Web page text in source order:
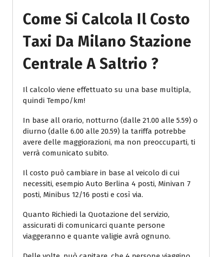
Come Si Calcola Il Costo
Taxi Da Milano Stazione
Centrale A Saltrio ?
Il calcolo viene effettuato su una base multipla,
quindi Tempo/km!
In base all orario, notturno (dalle 21.00 alle 5.59) o
diurno (dalle 6.00 alle 20.59) la tariffa potrebbe
avere delle maggiorazioni, ma non preoccuparti, ti
verrà comunicato subito.
Il costo può cambiare in base al veicolo di cui
necessiti, esempio Auto Berlina 4 posti, Minivan 7
posti, Minibus 12/16 posti e così via.
Quanto Richiedi la Quotazione del servizio,
assicurati di comunicarci quante persone
viaggeranno e quante valigie avrà ognuno.